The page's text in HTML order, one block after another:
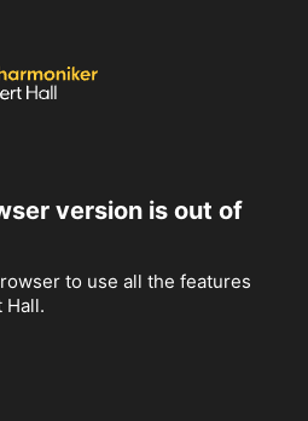
version is out of
to use all the features
Hall.